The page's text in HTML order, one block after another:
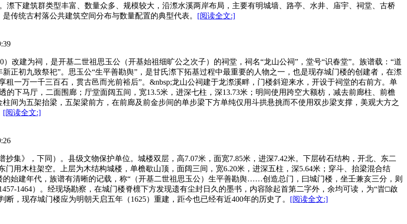
下建筑群类型丰富、数量众多、规模较大，沿漈水溪两岸布局，主要有明城墙、路亭、水井、庙宇、祠堂、古桥
传统古村落公共建筑空间分布与数量配置的典型代表。 [阅读全文:]
改建为祠，是开基二世祖思玉公（开基始祖细旷公之次子）的祠堂，祠名“龙山公祠”，堂号“识春堂”。族谱载：“道
正初九致祭祀”。思玉公“生平善勘舆”，是甘氏漈下拓基过程中最重要的人物之一，也是现存城门楼的创建者，在漈
一万一千三百石，贯古邑而光前裕后”。&nbsp;龙山公祠建于龙漈溪畔，门楼斜迎来水，开设于祠堂的右前方。单
的下马厅，二面围廊；厅堂面阔五间，宽13.5米，进深七柱，深13.73米；明间使用跨空大额枋，减去前廊柱、前檐
间为五架抬梁，五架梁前方，在前廊及前金步间的单步梁下方单纯仅用斗拱悬挑而不使用双步梁支撑，美观大方之
[阅读全文:]
集》，下同）。县级文物保护单位。城楼双层，高7.07米，面宽7.85米，进深7.42米。下层砖石结构，开北、东二
门用木柱架空。上层为木结构城楼，单檐歇山顶，面阔三间，宽6.20米，进深五柱，深5.64米；穿斗、抬梁混合结
始建年代，族谱有清晰的记载，称“（开基二世祖思玉公）生平善勘舆……创造总门，曰城门楼，坐壬兼亥三分，则
1464）。经现场勘察，在城门楼脊檩下方发现遗有尘封日久的墨书，内容除起首第二字外，余均可读，为“旹□啟
，现存城门楼应为明朝天启五年（1625）重建，距今也已经有近400年的历史了。 [阅读全文:]